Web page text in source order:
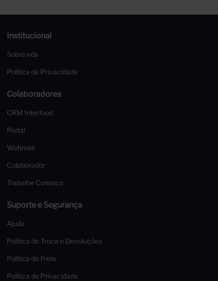
Institucional
Sobre nós
Política de Privacidade
Colaboradores
CRM Interfood
Portal
Webmail
Colaborador
Trabalhe Conosco
Suporte e Segurança
Ajuda
Política de Troca e Devoluções
Política de Frete
Política de Privacidade